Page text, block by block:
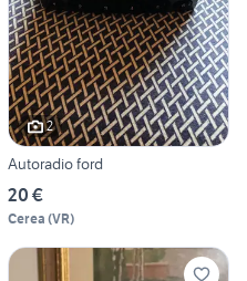
2
Autoradio ford
20 €
Cerea (VR)